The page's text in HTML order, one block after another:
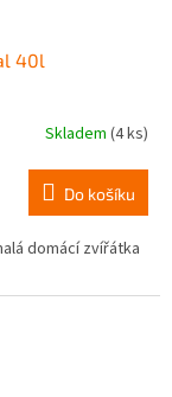
40l
Skladem (4 ks)
Do košíku
domácí zvířátka